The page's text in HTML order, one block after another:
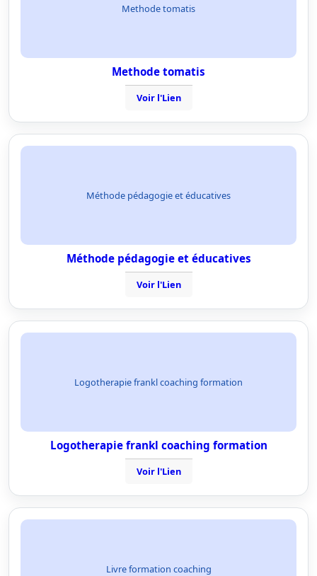
Methode tomatis
Methode tomatis
Voir l'Lien
Méthode pédagogie et éducatives
Méthode pédagogie et éducatives
Voir l'Lien
Logotherapie frankl coaching formation
Logotherapie frankl coaching formation
Voir l'Lien
Livre formation coaching